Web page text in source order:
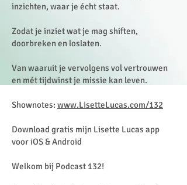
inzichten, waar je écht staat.
Zodat je inziet wat je mag shiften,
doorbreken en loslaten.
Van waaruit je vervolgens vol vertrouwen
en mét tijdwinst je missie kan leven.
Shownotes: www.LisetteLucas.com/132
Download gratis mijn Lisette Lucas app
voor iOS & Android
Welkom bij Podcast 132!